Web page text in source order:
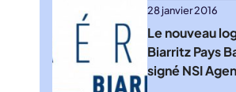
28 janvier 2016
Le nouveau
Biarritz Pays
signé NSI